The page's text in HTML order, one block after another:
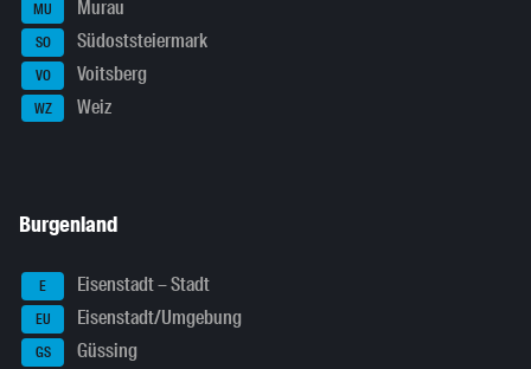
MU Murau
SO Südoststeiermark
VO Voitsberg
WZ Weiz
Burgenland
E Eisenstadt – Stadt
EU Eisenstadt/Umgebung
GS Güssing